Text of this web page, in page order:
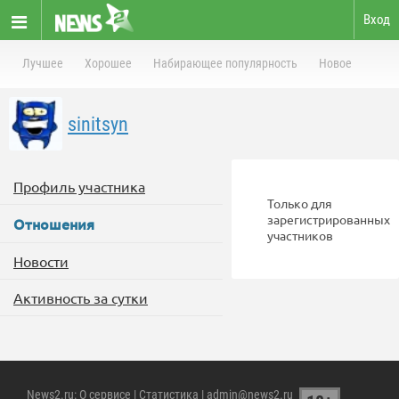
Вход
Лучшее Хорошее Набирающее популярность Новое
sinitsyn
Профиль участника
Отношения
Новости
Активность за сутки
Только для
зарегистрированных
участников
News2.ru: О сервисе | Статистика | admin@news2.ru